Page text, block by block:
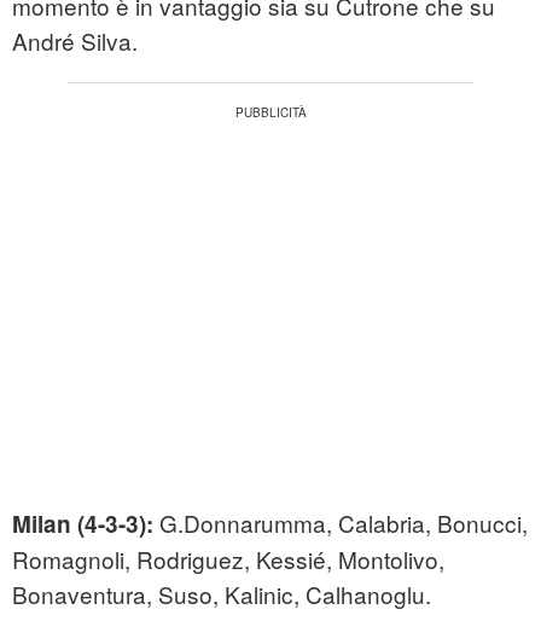
André Silva.
Milan (4-3-3): G.Donnarumma, Calabria, Bonucci,
Romagnoli, Rodriguez, Kessié, Montolivo,
Bonaventura, Suso, Kalinic, Calhanoglu.